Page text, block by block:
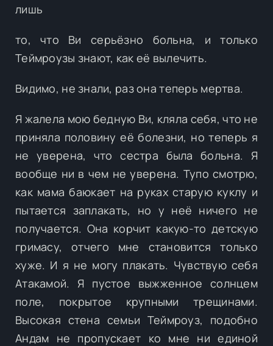
лишь
то, что Ви серьёзно больна, и только
Теймроузы знают, как её вылечить.
Видимо, не знали, раз она теперь мертва.
Я жалела мою бедную Ви, кляла себя, что не
приняла половину её болезни, но теперь я
не уверена, что сестра была больна. Я
вообще ни в чем не уверена. Тупо смотрю,
как мама баюкает на руках старую куклу и
пытается заплакать, но у неё ничего не
получается. Она корчит какую-то детскую
гримасу, отчего мне становится только
хуже. И я не могу плакать. Чувствую себя
Атакамой. Я пустое выжженное солнцем
поле, покрытое крупными трещинами.
Высокая стена семьи Теймроуз, подобно
Андам не пропускает ко мне ни единой